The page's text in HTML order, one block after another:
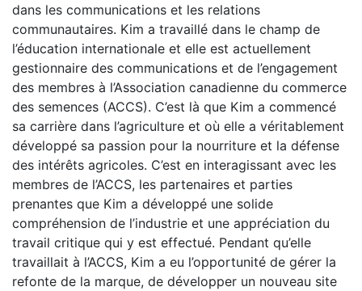
dans les communications et les relations
communautaires. Kim a travaillé dans le champ de
l’éducation internationale et elle est actuellement
gestionnaire des communications et de l’engagement
des membres à l’Association canadienne du commerce
des semences (ACCS). C’est là que Kim a commencé
sa carrière dans l’agriculture et où elle a véritablement
développé sa passion pour la nourriture et la défense
des intérêts agricoles. C’est en interagissant avec les
membres de l’ACCS, les partenaires et parties
prenantes que Kim a développé une solide
compréhension de l’industrie et une appréciation du
travail critique qui y est effectué. Pendant qu’elle
travaillait à l’ACCS, Kim a eu l’opportunité de gérer la
refonte de la marque, de développer un nouveau site